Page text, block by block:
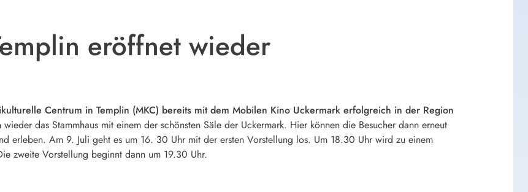
eröffnet wieder
Centrum in Templin (MKC) bereits mit dem Mobilen Kino Uckermark erfolgreich in der Region
das Stammhaus mit einem der schönsten Säle der Uckermark. Hier können die Besucher dann erneut
erleben. Am 9. Juli geht es um 16. 30 Uhr mit der ersten Vorstellung los. Um 18.30 Uhr wird zu einem
zweite Vorstellung beginnt dann um 19.30 Uhr.